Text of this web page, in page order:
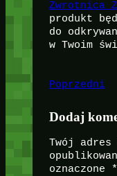
Zwrotnica
produkt
do
w Twoim
Poprzedni
Dodaj
Twój
oznaczone
*